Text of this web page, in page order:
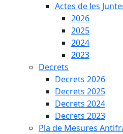
Actes de les
2026
2025
2024
2023
Decrets
Decrets 2026
Decrets 2025
Decrets 2024
Decrets 2023
Pla de Mesures